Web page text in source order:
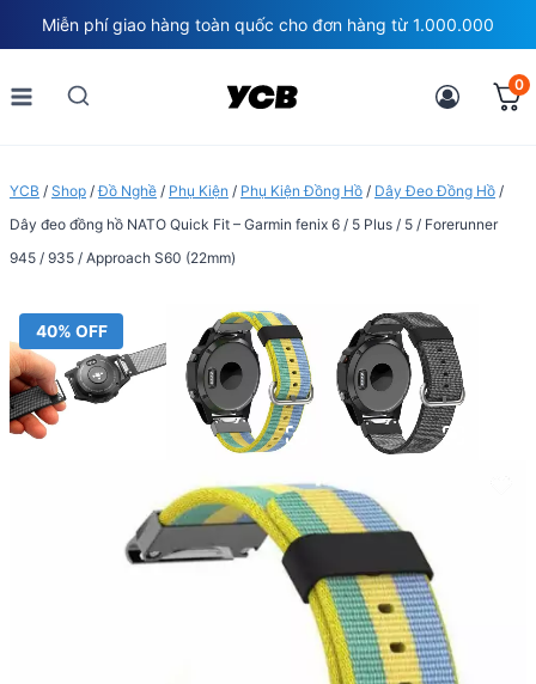
to
content
Miễn phí giao hàng toàn quốc cho đơn hàng từ 1.000.000
0
YCB / Shop /Đồ Nghề / Phụ Kiện / Phụ Kiện Đồng Hồ / Dây Đeo Đồng Hồ /
Dây đeo đồng hồ NATO Quick Fit – Garmin fenix 6 / 5 Plus / 5 / Forerunner
945 / 935 / Approach S60 (22mm)
40% OFF